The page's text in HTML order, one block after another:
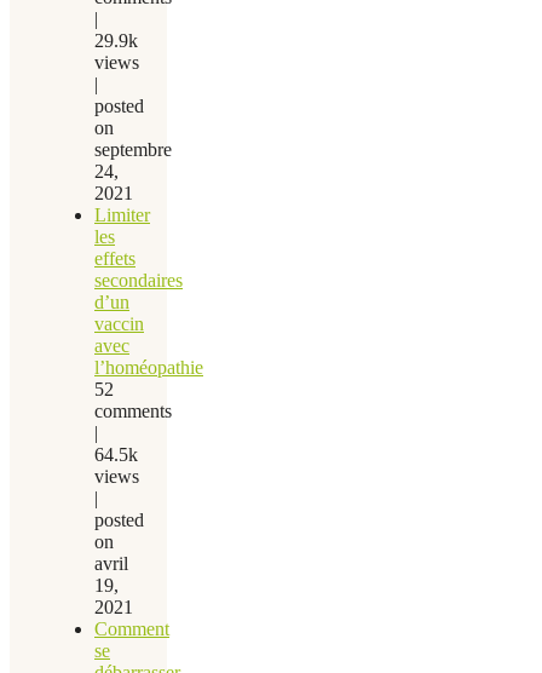
|
29.9k
views
|
posted
on
septembre
24,
2021
Limiter
les
effets
secondaires
d’un
vaccin
avec
l’homéopathie
52
comments
|
64.5k
views
|
posted
on
avril
19,
2021
Comment
se